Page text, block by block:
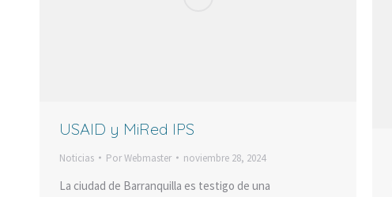
USAID y MiRed IPS
Noticias PorWebmaster noviembre 28, 2024
La ciudad de Barranquilla es testigo de una